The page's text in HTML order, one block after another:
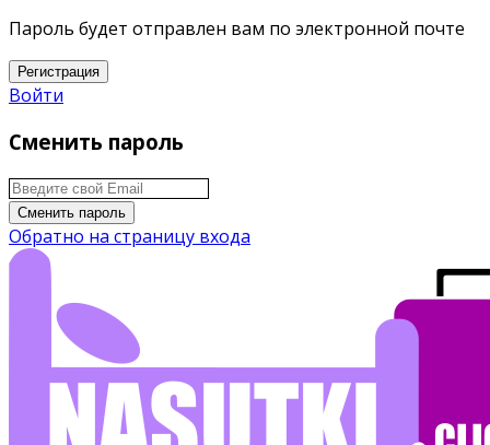
Пароль будет отправлен вам по электронной почте
Регистрация
Войти
Сменить пароль
Сменить пароль
Обратно на страницу входа